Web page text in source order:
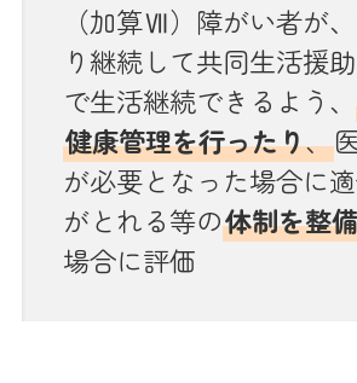
（加算Ⅶ）障がい者が
り継続して共同生活援
で生活継続できるよう、
健康管理を行ったり、
が必要となった場合に
がとれる等の体制を整
場合に評価